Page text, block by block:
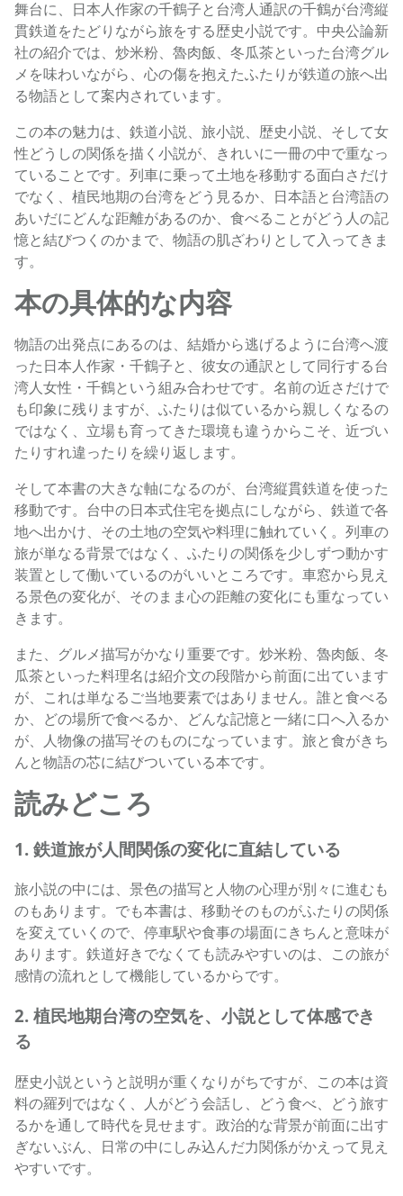
舞台に、日本人作家の千鶴子と台湾人通訳の千鶴が台湾縦
貫鉄道をたどりながら旅をする歴史小説です。中央公論新
社の紹介では、炒米粉、魯肉飯、冬瓜茶といった台湾グル
メを味わいながら、心の傷を抱えたふたりが鉄道の旅へ出
る物語として案内されています。
この本の魅力は、鉄道小説、旅小説、歴史小説、そして女
性どうしの関係を描く小説が、きれいに一冊の中で重なっ
ていることです。列車に乗って土地を移動する面白さだけ
でなく、植民地期の台湾をどう見るか、日本語と台湾語の
あいだにどんな距離があるのか、食べることがどう人の記
憶と結びつくのかまで、物語の肌ざわりとして入ってきま
す。
本の具体的な内容
物語の出発点にあるのは、結婚から逃げるように台湾へ渡
った日本人作家・千鶴子と、彼女の通訳として同行する台
湾人女性・千鶴という組み合わせです。名前の近さだけで
も印象に残りますが、ふたりは似ているから親しくなるの
ではなく、立場も育ってきた環境も違うからこそ、近づい
たりすれ違ったりを繰り返します。
そして本書の大きな軸になるのが、台湾縦貫鉄道を使った
移動です。台中の日本式住宅を拠点にしながら、鉄道で各
地へ出かけ、その土地の空気や料理に触れていく。列車の
旅が単なる背景ではなく、ふたりの関係を少しずつ動かす
装置として働いているのがいいところです。車窓から見え
る景色の変化が、そのまま心の距離の変化にも重なってい
きます。
また、グルメ描写がかなり重要です。炒米粉、魯肉飯、冬
瓜茶といった料理名は紹介文の段階から前面に出ています
が、これは単なるご当地要素ではありません。誰と食べる
か、どの場所で食べるか、どんな記憶と一緒に口へ入るか
が、人物像の描写そのものになっています。旅と食がきち
んと物語の芯に結びついている本です。
読みどころ
1. 鉄道旅が人間関係の変化に直結している
旅小説の中には、景色の描写と人物の心理が別々に進むも
のもあります。でも本書は、移動そのものがふたりの関係
を変えていくので、停車駅や食事の場面にきちんと意味が
あります。鉄道好きでなくても読みやすいのは、この旅が
感情の流れとして機能しているからです。
2. 植民地期台湾の空気を、小説として体感でき
る
歴史小説というと説明が重くなりがちですが、この本は資
料の羅列ではなく、人がどう会話し、どう食べ、どう旅す
るかを通して時代を見せます。政治的な背景が前面に出す
ぎないぶん、日常の中にしみ込んだ力関係がかえって見え
やすいです。